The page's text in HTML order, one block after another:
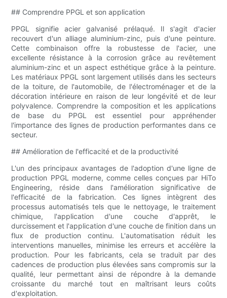
## Comprendre PPGL et son application
PPGL signifie acier galvanisé prélaqué. Il s'agit d'acier
recouvert d'un alliage aluminium-zinc, puis d'une peinture.
Cette combinaison offre la robustesse de l'acier, une
excellente résistance à la corrosion grâce au revêtement
aluminium-zinc et un aspect esthétique grâce à la peinture.
Les matériaux PPGL sont largement utilisés dans les secteurs
de la toiture, de l'automobile, de l'électroménager et de la
décoration intérieure en raison de leur longévité et de leur
polyvalence. Comprendre la composition et les applications
de base du PPGL est essentiel pour appréhender
l'importance des lignes de production performantes dans ce
secteur.
## Amélioration de l'efficacité et de la productivité
L'un des principaux avantages de l'adoption d'une ligne de
production PPGL moderne, comme celles conçues par HiTo
Engineering, réside dans l'amélioration significative de
l'efficacité de la fabrication. Ces lignes intègrent des
processus automatisés tels que le nettoyage, le traitement
chimique, l'application d'une couche d'apprêt, le
durcissement et l'application d'une couche de finition dans un
flux de production continu. L'automatisation réduit les
interventions manuelles, minimise les erreurs et accélère la
production. Pour les fabricants, cela se traduit par des
cadences de production plus élevées sans compromis sur la
qualité, leur permettant ainsi de répondre à la demande
croissante du marché tout en maîtrisant leurs coûts
d'exploitation.